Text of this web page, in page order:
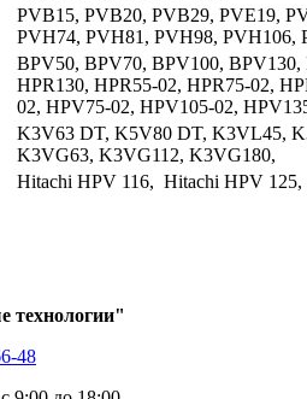
PVB15, PVB20, PVB29, PVE19,
PVH74, PVH81, PVH98, PVH106,
BPV50, BPV70, BPV100, BPV130,
HPR130, HPR55-02, HPR75-02,
02, HPV75-02, HPV105-02,
K3V63 DT, K5V80 DT, K3VL45,
K3VG63, K3VG112, K3VG180,
Hitachi HPV 116, Hitachi HPV
48